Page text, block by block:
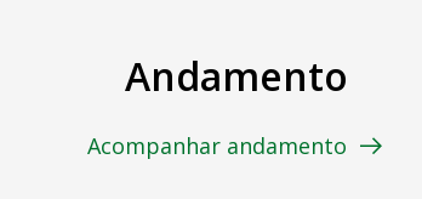
Andamento
Acompanhar andamento